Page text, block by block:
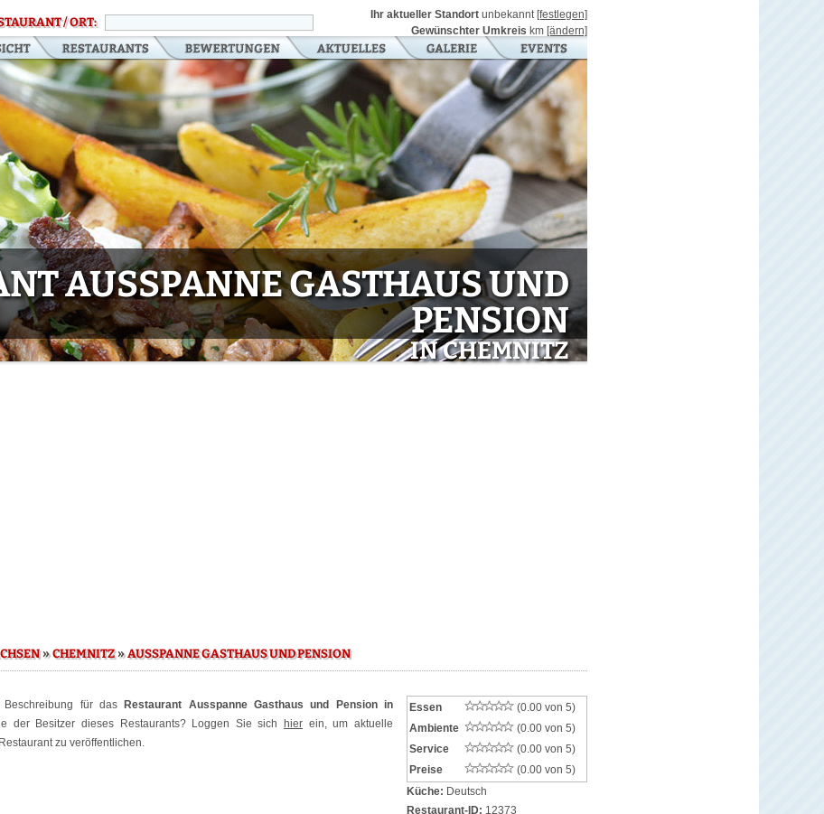
/ ORT:
Ihr aktueller Standort unbekannt [festlegen]
Gewünschter Umkreis km [ändern]
AUSSPANNE GASTHAUS UND
PENSION
IN CHEMNITZ
»CHEMNITZ»AUSSPANNE GASTHAUS UND PENSION
für das
Restaurant Ausspanne Gasthaus und Pension in
der Besitzer dieses Restaurants? Loggen Sie sich hier ein, um aktuelle
zu veröffentlichen.
Essen
(0.00 von 5)
Ambiente
(0.00 von 5)
Service
(0.00 von 5)
Preise
(0.00 von 5)
Küche: Deutsch
Restaurant-ID: 12373